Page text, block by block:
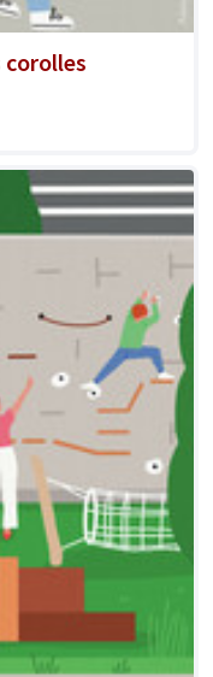
corolles